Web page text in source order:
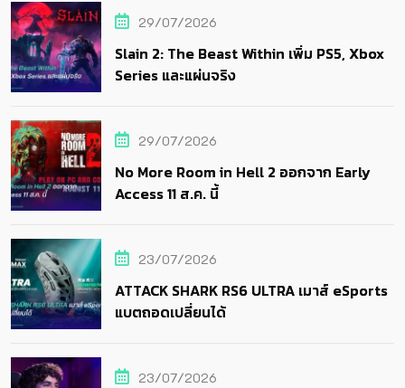
29/07/2026
Slain 2: The Beast Within เพิ่ม PS5, Xbox
Series และแผ่นจริง
29/07/2026
No More Room in Hell 2 ออกจาก Early
Access 11 ส.ค. นี้
23/07/2026
ATTACK SHARK RS6 ULTRA เมาส์ eSports
แบตถอดเปลี่ยนได้
23/07/2026